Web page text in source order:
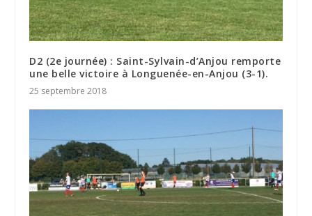
D2 (2e journée) : Saint-Sylvain-d’Anjou remporte
une belle victoire à Longuenée-en-Anjou (3-1).
25 septembre 2018